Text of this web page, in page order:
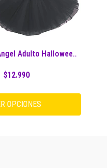
Adulto Hallowee..
$12.990
OPCIONES